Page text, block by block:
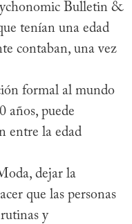
Bulletin &
tenían una edad
contaban, una vez
formal al mundo
años, puede
entre la edad
dejar la
que las personas
y